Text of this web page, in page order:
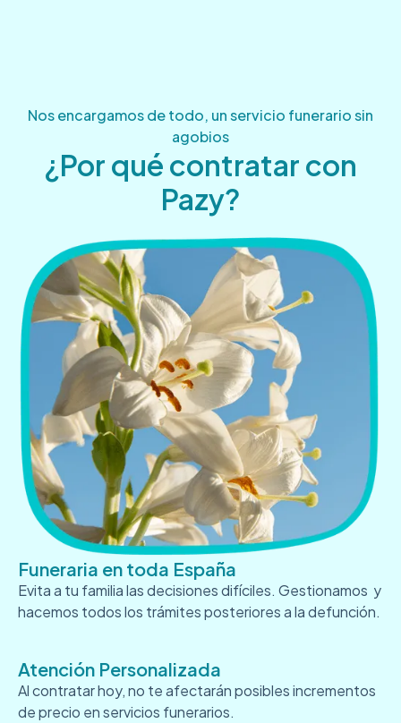
Nos encargamos de todo, un servicio funerario sin
agobios
¿Por qué contratar con
Pazy?
Funeraria en toda España
Evita a tu familia las decisiones difíciles. Gestionamos y
hacemos todos los trámites posteriores a la defunción.
Atención Personalizada
Al contratar hoy, no te afectarán posibles incrementos
de precio en servicios funerarios.